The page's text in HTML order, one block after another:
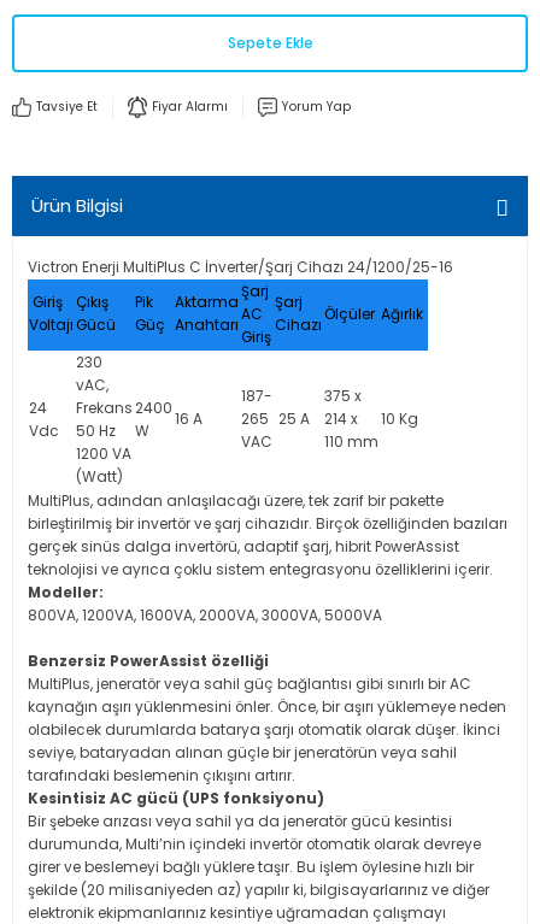
Sepete Ekle
Tavsiye Et Fiyar Alarmı Yorum Yap
Ürün Bilgisi
Victron Enerji MultiPlus C İnverter/Şarj Cihazı 24/1200/25-16
Giriş
Voltajı
Çıkış
Gücü
Pik
Güç
Aktarma
Anahtarı
Şarj
AC
Giriş
Şarj
Cihazı
Ölçüler Ağırlık
24
Vdc
230
vAC,
Frekans
50 Hz
1200 VA
(Watt)
2400
W
16 A
187-
265
VAC
25 A
375 x
214 x
110 mm
10 Kg
MultiPlus, adından anlaşılacağı üzere, tek zarif bir pakette
birleştirilmiş bir invertör ve şarj cihazıdır. Birçok özelliğinden bazıları
gerçek sinüs dalga invertörü, adaptif şarj, hibrit PowerAssist
teknolojisi ve ayrıca çoklu sistem entegrasyonu özelliklerini içerir.
Modeller:
800VA, 1200VA, 1600VA, 2000VA, 3000VA, 5000VA
Benzersiz PowerAssist özelliği
MultiPlus, jeneratör veya sahil güç bağlantısı gibi sınırlı bir AC
kaynağın aşırı yüklenmesini önler. Önce, bir aşırı yüklemeye neden
olabilecek durumlarda batarya şarjı otomatik olarak düşer. İkinci
seviye, bataryadan alınan güçle bir jeneratörün veya sahil
tarafındaki beslemenin çıkışını artırır.
Kesintisiz AC gücü (UPS fonksiyonu)
Bir şebeke arızası veya sahil ya da jeneratör gücü kesintisi
durumunda, Multi’nin içindeki invertör otomatik olarak devreye
girer ve beslemeyi bağlı yüklere taşır. Bu işlem öylesine hızlı bir
şekilde (20 milisaniyeden az) yapılır ki, bilgisayarlarınız ve diğer
elektronik ekipmanlarınız kesintiye uğramadan çalışmayı